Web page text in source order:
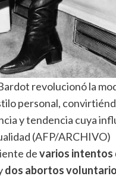
revolucionó la
personal,
y tendencia cuya
(AFP/ARCHIVO)
devarios intentos
dos abortos